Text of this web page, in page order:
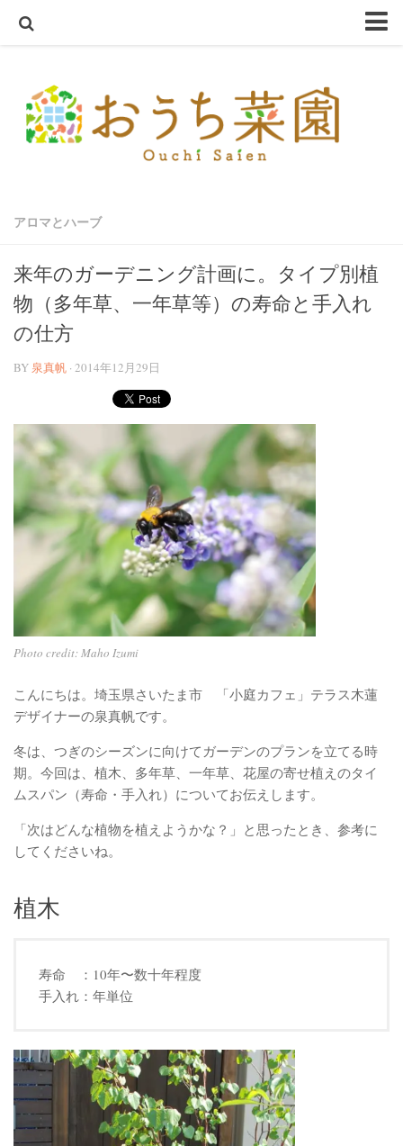
おうち菜園とは
SHOP
アクアスプラウトSV～さかな畑～
オーガニック種子
オーガニック培養土
オーガニック害虫忌避
テラコッタ鉢
軽量鉢
コンクリート鉢
ベランダ用フェルト鉢
ガーデニンファニチャー
DIYアクアポニックス資材
さかな畑
アロマとハーブ
アクアポニックス
ベジタブル
世界の菜園
アロマとハーブ
来年のガーデニング計画に。タイプ別植
物（多年草、一年草等）の寿命と手入れ
の仕方
BY 泉真帆 · 2014年12月29日
Photo credit: Maho Izumi
こんにちは。埼玉県さいたま市 「小庭カフェ」テラス木蓮
デザイナーの泉真帆です。
冬は、つぎのシーズンに向けてガーデンのプランを立てる時
期。今回は、植木、多年草、一年草、花屋の寄せ植えのタイ
ムスパン（寿命・手入れ）についてお伝えします。
「次はどんな植物を植えようかな？」と思ったとき、参考に
してくださいね。
植木
寿命 ：10年〜数十年程度
手入れ：年単位